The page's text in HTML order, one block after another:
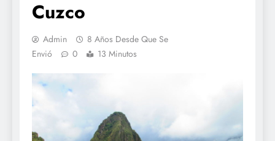
Cuzco
Admin
8 Años Desde Que Se
Envió
0 13 Minutos